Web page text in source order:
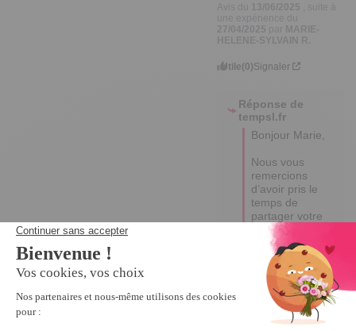
13/06/2025
, suite à
27/04/2025
MARIE-
HELENE-SYLVAIN R.
Utile(0)Signaler
Réponse de
tempsl.fr
Bonjour Marie,
Nous vous
remercions
d’avoir pris le
temps de
partager votre
expérience.
Nous sommes
vraiment désolés
d'apprendre que
vous avez
rencontré des
difficultés avec
notre produit et